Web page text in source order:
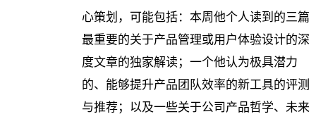
心策划，可能包括：本周他个人读到的三篇
最重要的关于产品管理或用户体验设计的深
度文章的独家解读；一个他认为极具潜力
的、能够提升产品团队效率的新工具的评测
与推荐；以及一些关于公司产品哲学、未来